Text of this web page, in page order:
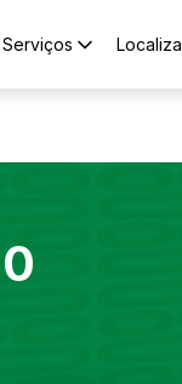
Serviços Localiza